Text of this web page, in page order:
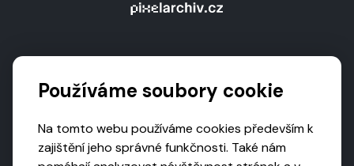
Používáme soubory cookie
Na tomto webu používáme cookies především k
zajištění jeho správné funkčnosti. Také nám